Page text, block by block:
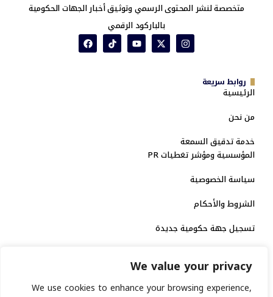
We value your privacy
We use cookies to enhance your browsing experience,
متخصصة لنشر المحتوى الرسمي وتوثيق أخبار الجهات الحكومية
بالباركود الرقمي
روابط سريعة
الرئيسية
من نحن
خدمة تدقيق السمعة
المؤسسية ومؤشر تغطيات PR
سياسة الخصوصية
الشروط والأحكام
تسجيل جهة حكومية جديدة
منصة إخبارية مرخصة